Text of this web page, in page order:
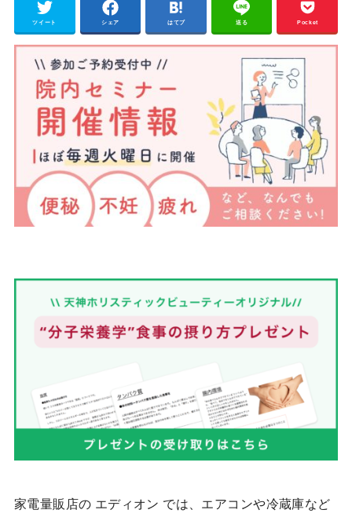
ツイート シェア はてブ 送る Pocket
家電量販店の エディオン では、エアコンや冷蔵庫など